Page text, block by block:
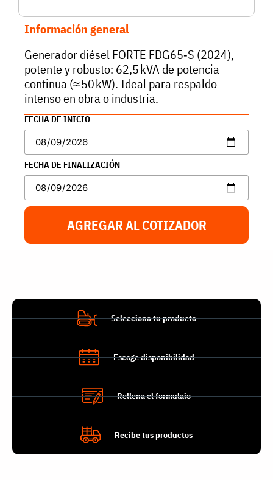
Información general
Generador diésel FORTE FDG65‑S (2024),
potente y robusto: 62,5 kVA de potencia
continua (≈ 50 kW). Ideal para respaldo
intenso en obra o industria.
FECHA DE INICIO
FECHA DE FINALIZACIÓN
AGREGAR AL COTIZADOR
Selecciona tu producto
Escoge disponibilidad
Rellena el formulaio
Recibe tus productos